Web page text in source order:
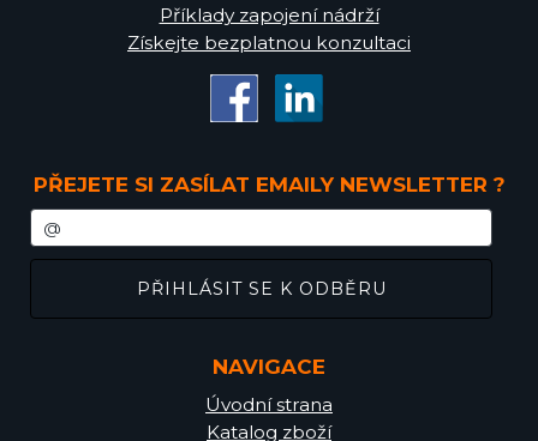
Příklady zapojení nádrží
Získejte bezplatnou konzultaci
PŘEJETE SI ZASÍLAT EMAILY NEWSLETTER ?
NAVIGACE
Úvodní strana
Katalog zboží